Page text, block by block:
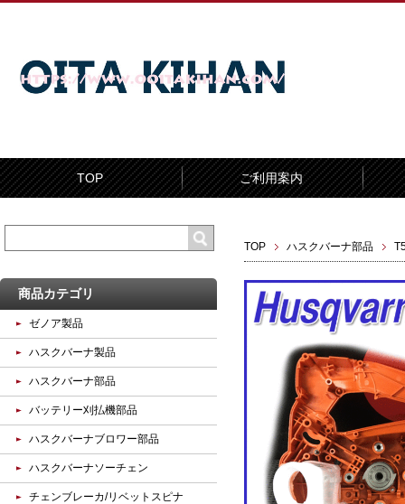
TOP ご利用案内
TOP ハスクバーナ部品
商品カテゴリ
ゼノア製品
ハスクバーナ製品
ハスクバーナ部品
バッテリー刈払機部品
ハスクバーナブロワー部品
ハスクバーナソーチェン
チェンブレーカ/リベットスピナ